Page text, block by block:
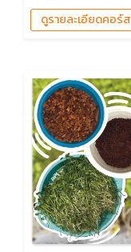
ดูรายละเอียดคอร์ส